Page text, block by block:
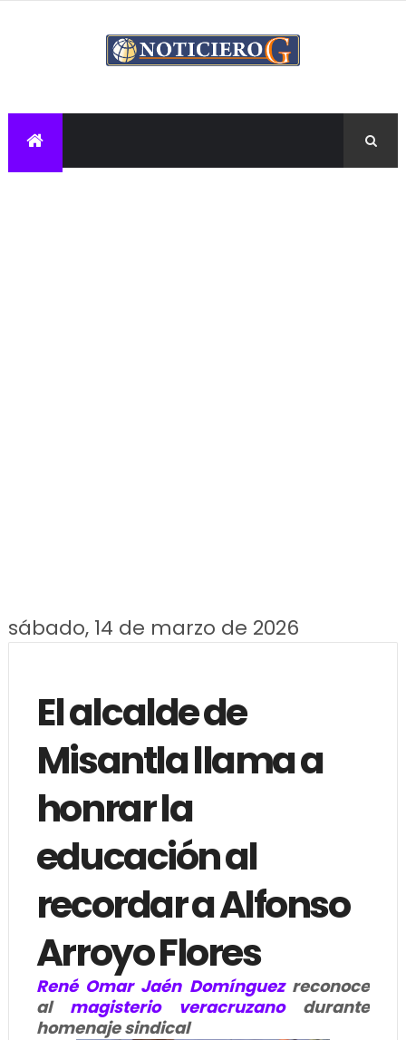
sábado, 14 de marzo de 2026
El alcalde de
Misantla llama a
honrar la
educación al
recordar a Alfonso
Arroyo Flores
René Omar Jaén Domínguezreconoce
al magisterio veracruzanodurante
homenaje sindical